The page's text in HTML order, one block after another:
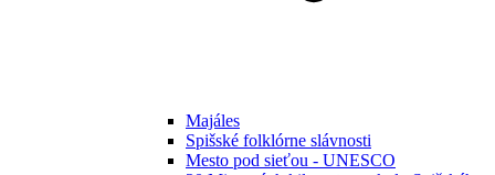
Majáles
Spišské folklórne slávnosti
Mesto pod sieťou - UNESCO